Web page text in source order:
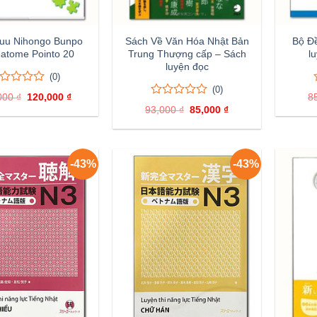
Nihongo Bunpo
Pointo 20
(0)
₫ Giá
là:
120,000₫
tại
Sách Về Văn Hóa Nhật Bản
Trung Thượng cấp – Sách
luyện đọc
0
trên
5
0
(0)
93,000₫ Giá
là:
85,000₫
tại
85,000 ₫.
Bộ
-43% -43%